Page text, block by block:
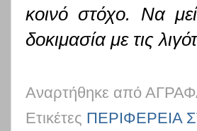
κοινό στόχο. Να
δοκιμασία με τις
Αναρτήθηκε από
Ετικέτες ΠΕΡΙΦΕΡΕΙΑ